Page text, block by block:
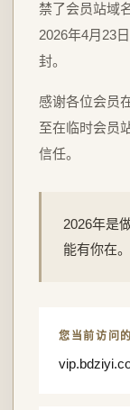
禁了会员站域
2026年4月23
封。
感谢各位会员
至在临时会员
信任。
2026年是
能有你在。
您当前访问